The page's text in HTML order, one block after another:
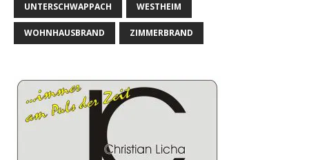
UNTERSCHWAPPACH WESTHEIM
WOHNHAUSBRAND ZIMMERBRAND